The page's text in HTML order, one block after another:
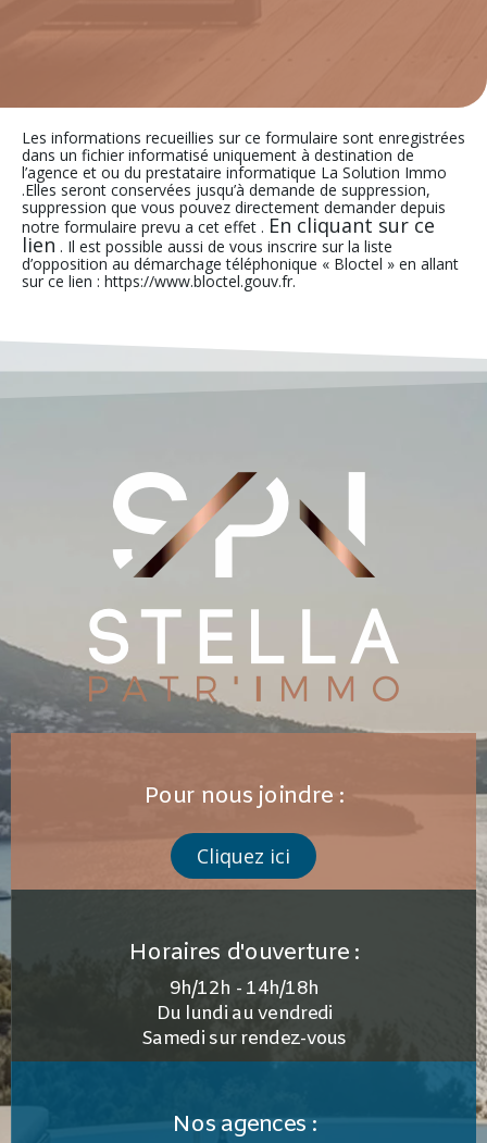
Les informations recueillies sur ce formulaire sont enregistrées
dans un fichier informatisé uniquement à destination de
l’agence et ou du prestataire informatique La Solution Immo
.Elles seront conservées jusqu’à demande de suppression,
suppression que vous pouvez directement demander depuis
notre formulaire prevu a cet effet . En cliquant sur ce
lien . Il est possible aussi de vous inscrire sur la liste
d’opposition au démarchage téléphonique « Bloctel » en allant
sur ce lien : https://www.bloctel.gouv.fr.
Pour nous joindre :
Cliquez ici
Horaires d'ouverture :
9h/12h - 14h/18h
Du lundi au vendredi
Samedi sur rendez-vous
Nos agences :